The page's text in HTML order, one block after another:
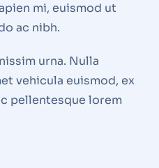
mi, euismod ut
ac nibh.
urna. Nulla
vehicula euismod, ex
pellentesque lorem